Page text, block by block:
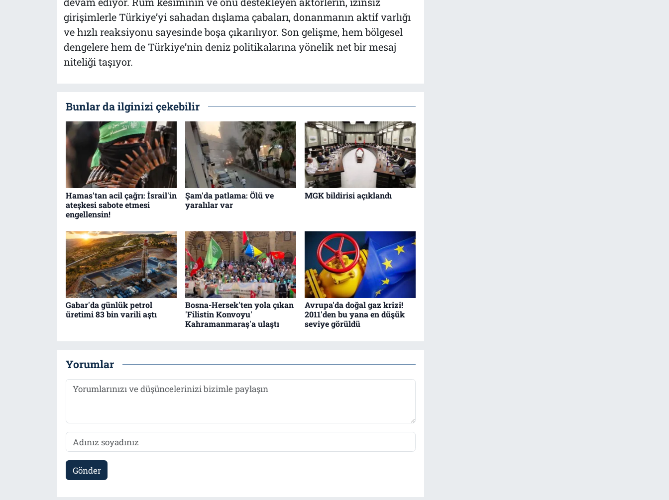
girişimlerle Türkiye’yi sahadan dışlama çabaları, donanmanın aktif varlığı
ve hızlı reaksiyonu sayesinde boşa çıkarılıyor. Son gelişme, hem bölgesel
dengelere hem de Türkiye’nin deniz politikalarına yönelik net bir mesaj
niteliği taşıyor.
Bunlar da ilginizi çekebilir
Hamas'tan acil çağrı: İsrail'in
ateşkesi sabote etmesi
engellensin!
Şam'da patlama: Ölü ve
yaralılar var
MGK bildirisi açıklandı
Gabar'da günlük petrol
üretimi 83 bin varili aştı
Bosna-Hersek'ten yola çıkan
'Filistin Konvoyu'
Kahramanmaraş'a ulaştı
Avrupa'da doğal gaz krizi!
2011'den bu yana en düşük
seviye görüldü
Yorumlar
Gönder